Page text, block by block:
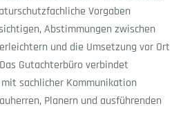
Vorgaben
Abstimmungen zwischen
und die Umsetzung vor Ort
Gutachterbüro verbindet
sachlicher Kommunikation
Planern und ausführenden